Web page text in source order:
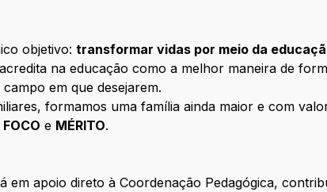
objetivo:transformar vidas por meio da
na educação como a melhor maneira de
em que desejarem.
formamos uma família ainda maior e com
e MÉRITO.
em apoio direto à Coordenação Pedagógica,